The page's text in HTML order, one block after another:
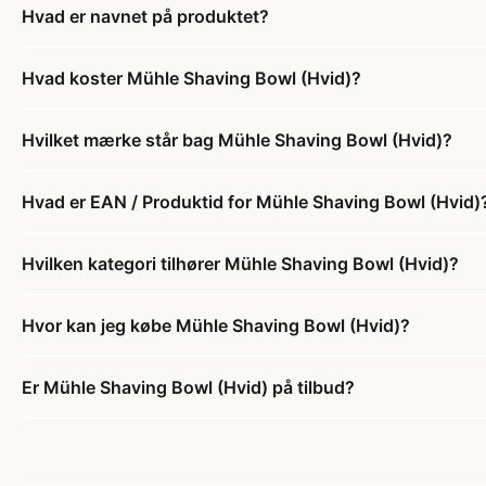
Hvad er navnet på produktet?
Hvad koster Mühle Shaving Bowl (Hvid)?
Hvilket mærke står bag Mühle Shaving Bowl (Hvid)?
Hvad er EAN / Produktid for Mühle Shaving Bowl
Hvilken kategori tilhører Mühle Shaving Bowl (Hvid)?
Hvor kan jeg købe Mühle Shaving Bowl (Hvid)?
Er Mühle Shaving Bowl (Hvid) på tilbud?